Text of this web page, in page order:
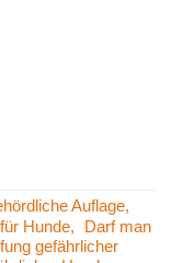
Auflage
Hunde
Darf man
gefährlicher